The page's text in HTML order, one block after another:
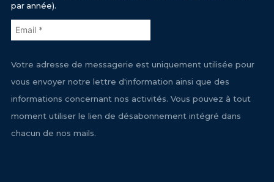
par année).
Votre adresse de messagerie est uniquement utilisée pour
vous envoyer notre lettre d'information ainsi que des
informations concernant nos activités. Vous pouvez à tout
moment utiliser le lien de désabonnement intégré dans
chacun de nos mails.